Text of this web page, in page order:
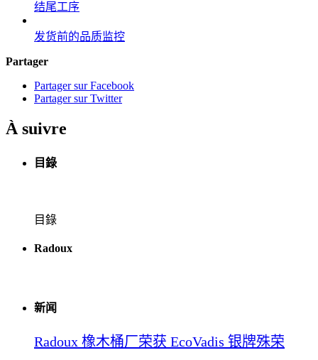
结尾工序
发货前的品质监控
Partager
Partager sur Facebook
Partager sur Twitter
À suivre
目錄
目錄
Radoux
新闻
Radoux 橡木桶厂荣获 EcoVadis 银牌殊荣